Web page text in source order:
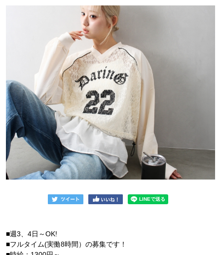
■週3、4日～OK!
■フルタイム(実働8時間）の募集です！